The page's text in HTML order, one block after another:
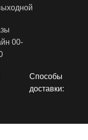
00-
Способы
доставки: